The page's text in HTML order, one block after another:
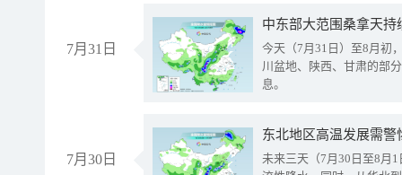
7月31日
中东部大范围桑拿天
今天（7月31日）至8月初
川盆地、陕西、甘肃的部
息。
7月30日
东北地区高温发展需
未来三天（7月30日至8月